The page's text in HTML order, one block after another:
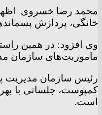
محمد رضا خسروی
خانگی، پردازش
وی افزود: در همین
ماموریت‌های سازمان
رئیس سازمان مدیریت
کمپوست، جلساتی با
است.